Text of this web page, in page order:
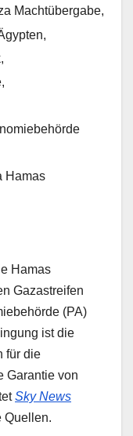
Machtübergabe,
,
,
,
Hamas
Hamas
Gazastreifen
(PA)
ist die
für die
Garantie von
Sky News
Quellen.